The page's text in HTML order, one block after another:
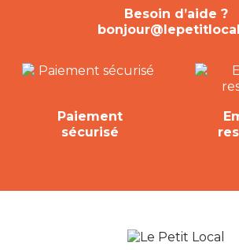
Besoin d’aide ?
Paiement
sécurisé